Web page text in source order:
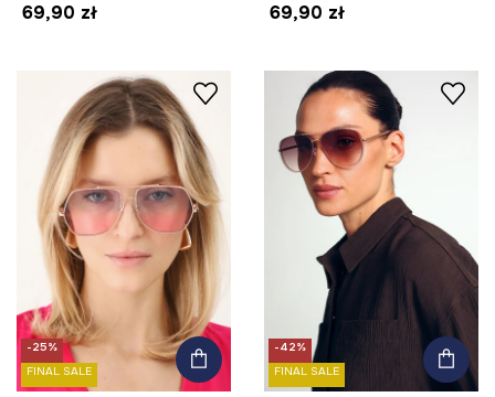
69,90 zł
69,90 zł
-25%
FINAL SALE
-42%
FINAL SALE